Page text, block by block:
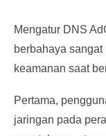
Mengatur DNS
berbahaya
keamanan saat
Pertama,
jaringan pada